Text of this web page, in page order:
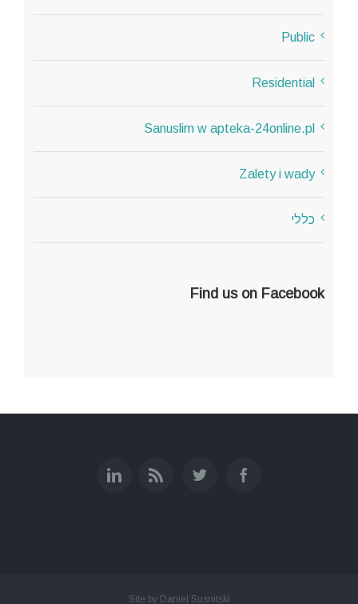
Public
Residential
Sanuslim w apteka-24online.pl
Zalety i wady
כללי
Find us on Facebook
Site by Daniel Susnitski